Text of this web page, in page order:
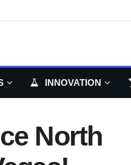
INNOVATION
North